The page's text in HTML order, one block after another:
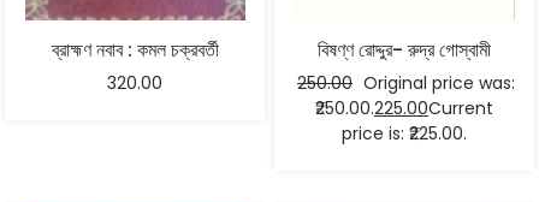
ব্রাহ্মণ নবাব : কমল চক্রবর্তী
320.00
বিষণ্ণ রোদ্দুর- রুদ্র গোস্বামী
250.00 Original price was:
₹250.00.225.00Current
price is: ₹225.00.